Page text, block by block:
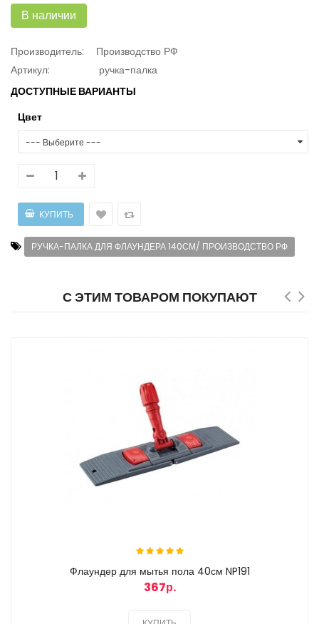
В наличии
Производитель:
Производство РФ
Артикул:
ручка-палка
ДОСТУПНЫЕ ВАРИАНТЫ
Цвет
РУЧКА-ПАЛКА ДЛЯ ФЛАУНДЕРА 140СМ/ ПРОИЗВОДСТВО РФ
С ЭТИМ ТОВАРОМ ПОКУПАЮТ
Флаундер для мытья пола 40см NP191
367р.